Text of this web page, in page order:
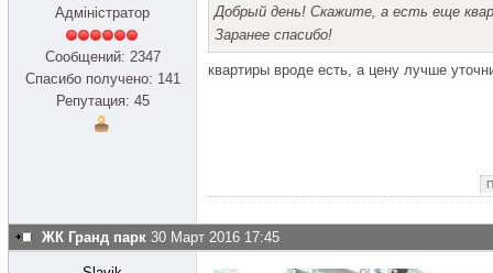
Адміністратор
Сообщений: 2347
Спасибо получено: 141
Репутация: 45
Добрый день! Скажите, а есть еще
Заранее спасибо!
квартиры вроде есть, а цену лучше
ЖК Гранд парк 30 Март 2016 17:45